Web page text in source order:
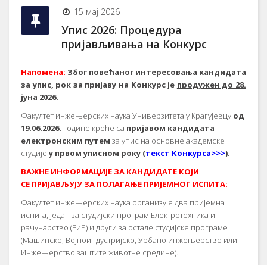
15 мај 2026
Упис 2026: Процедура
пријављивања на Конкурс
Напомена: Због повећаног интересовања кандидата
за упис, рок за пријаву на Конкурс је продужен до 28.
јуна 2026.
Факултет инжењерских наука Универзитета у Крагујевцу од
19.06.2026. године креће са пријавом кандидата
електронским путем за упис на основне академске
студијеу првом уписном року (текст Конкурса>>>).
ВАЖНЕ ИНФОРМАЦИЈЕ ЗА КАНДИДАТЕ КОЈИ
СЕ ПРИЈАВЉУЈУ ЗА ПОЛАГАЊЕ ПРИЈЕМНОГ ИСПИТА:
Факултет инжењерских наука организује два пријемна
испита, један за студијски програм Електротехника и
рачунарство (ЕиР) и други за остале студијске програме
(Машинско, Војноиндустријско, Урбано инжењерство или
Инжењерство заштите животне средине).